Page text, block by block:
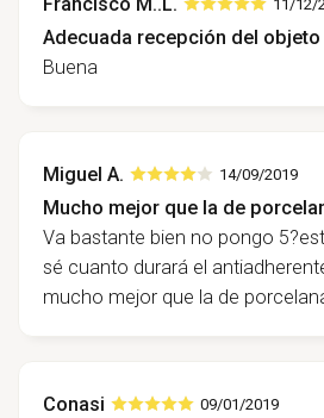
Francisco M..L. 11/12/
Adecuada recepción del
Buena
Miguel A. 14/09/2019
Mucho mejor que la de
Va bastante bien no pongo
sé cuanto durará el
mucho mejor que la de
Conasi 09/01/2019